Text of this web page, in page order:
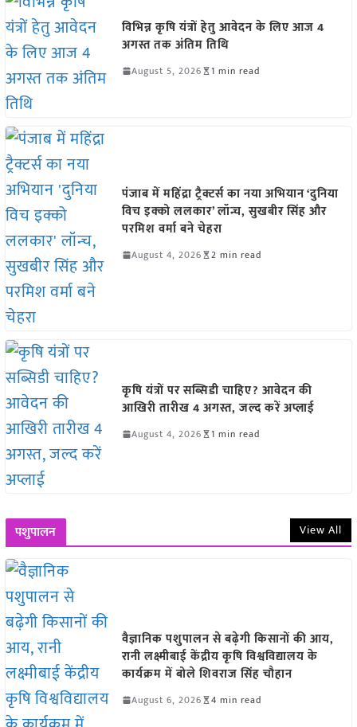
विभिन्न कृषि यंत्रों हेतु आवेदन के लिए आज 4
अगस्त तक अंतिम तिथि
August 5, 2026 1 min read
पंजाब में महिंद्रा ट्रैक्टर्स का नया अभियान ‘दुनिया
विच इक्को ललकार’ लॉन्च, सुखबीर सिंह और
परमिश वर्मा बने चेहरा
August 4, 2026 2 min read
कृषि यंत्रों पर सब्सिडी चाहिए? आवेदन की
आखिरी तारीख 4 अगस्त, जल्द करें अप्लाई
August 4, 2026 1 min read
पशुपालन View All
वैज्ञानिक पशुपालन से बढ़ेगी किसानों की आय,
रानी लक्ष्मीबाई केंद्रीय कृषि विश्वविद्यालय के
कार्यक्रम में बोले शिवराज सिंह चौहान
August 6, 2026 4 min read